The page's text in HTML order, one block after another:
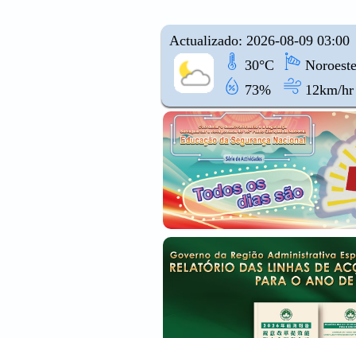
Actualizado: 2026-08-09 03:00
30°C
Noroeste
73%
12km/hr